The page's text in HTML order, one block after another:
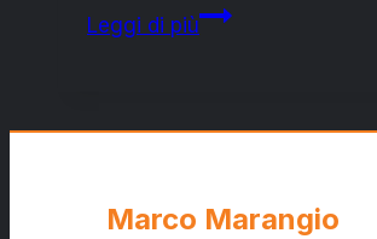
Leggi di piùGustoFolk
Live”.
Marco Marangio